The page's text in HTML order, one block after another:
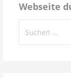
Webseite
nach: